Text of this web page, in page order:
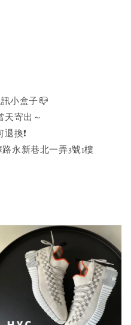
小盒子📪
天寄出～
換❗️
永新巷北一弄3號1樓